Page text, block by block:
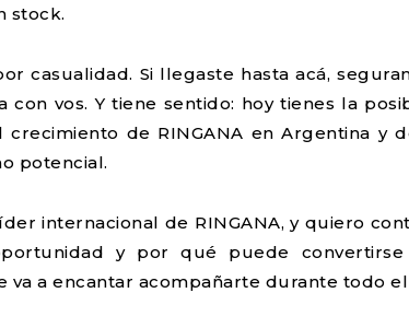
stock.
casualidad. Si llegaste hasta acá,
con vos. Y tiene sentido: hoy tienes la
de RINGANA en Argentina y
potencial.
internacional de RINGANA, y quiero
y por qué puede
va a encantar acompañarte durante todo